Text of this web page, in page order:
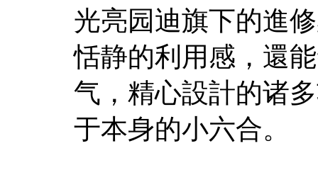
光亮园迪旗下的進
恬静的利用感，還
气，精心設計的诸
于本身的小六合。